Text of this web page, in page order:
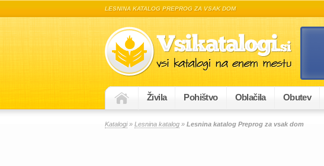
LESNINA KATALOG PREPROG ZA VSAK DOM
Živila Pohištvo Oblačila Obutev
Katalogi» Lesnina katalog » Lesnina katalog Preprog za vsak dom